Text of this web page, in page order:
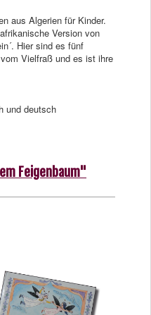
aus Algerien für Kinder.
Version von
Hier sind es fünf
Vielfraß und es ist ihre
und deutsch
Feigenbaum"